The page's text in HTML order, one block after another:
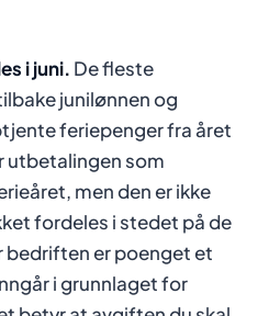
i juni. De fleste
junilønnen og
feriepenger fra året
utbetalingen som
men den er ikke
fordeles i stedet på de
bedriften er poenget et
i grunnlaget for